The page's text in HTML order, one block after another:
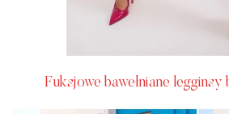
Fuksjowe bawełniane legginsy